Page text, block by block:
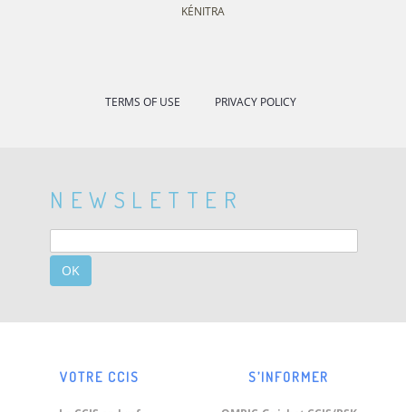
KÉNITRA
TERMS OF USE PRIVACY POLICY
NEWSLETTER
OK
VOTRE CCIS S’INFORMER